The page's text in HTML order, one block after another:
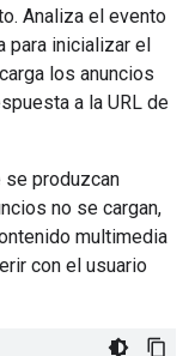
Analiza el evento
para inicializar el
carga los anuncios
a la URL de
produzcan
no se cargan,
multimedia
con el usuario